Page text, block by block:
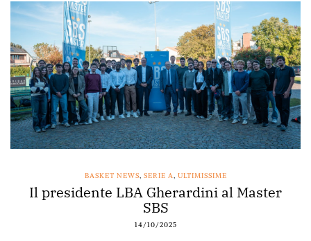
BASKET NEWS, SERIE A, ULTIMISSIME
Il presidente LBA Gherardini al Master
SBS
14/10/2025